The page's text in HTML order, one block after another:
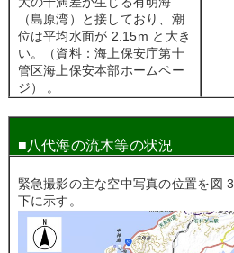
（島原湾）と接しており、潮
位は平均水面が 2.15m と大き
い。（資料：海上保安庁第十
管区海上保安本部ホームペー
ジ） 。
■八代海の流木等の状況
緊急撮影の主な空中写真の位置を図
下に示す。